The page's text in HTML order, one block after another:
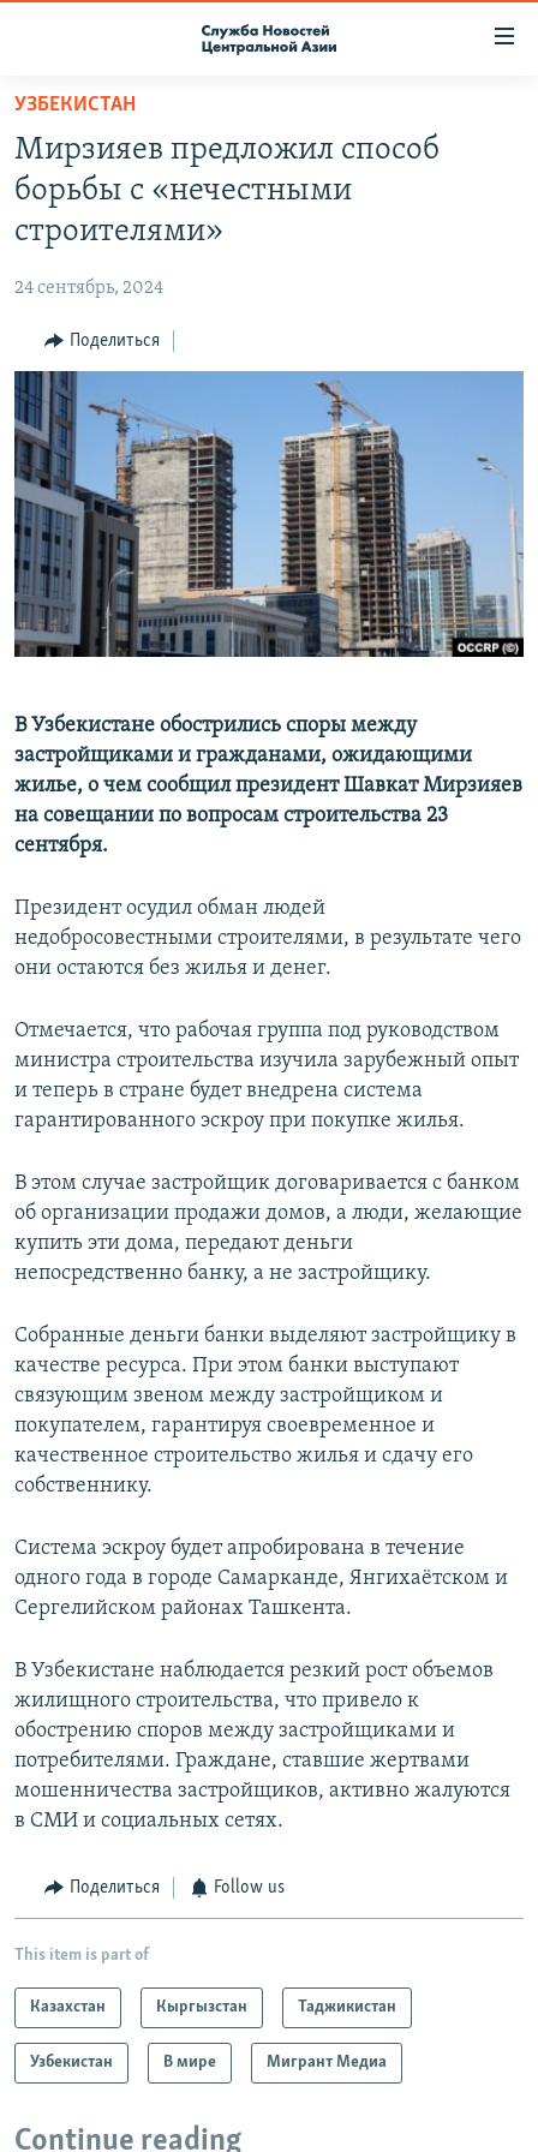
Вернуться
основному
содержанию
Вернутся
главной
навигации
Вернутся
поиску
ПОДПИСКА
КОНТАКТЫ
НАСТОЯЩЕЕ ВРЕМЯ
МИГРАНТ МЕДИА
УЗБЕКИСТАН
Мирзияев предложил способ
борьбы с «нечестными
строителями»
24 сентябрь, 2024
Поделиться
В Узбекистане обострились споры между
застройщиками и гражданами, ожидающими
жилье, о чем сообщил президент Шавкат Мирзияев
на совещании по вопросам строительства 23
сентября.
Президент осудил обман людей
недобросовестными строителями, в результате чего
они остаются без жилья и денег.
Отмечается, что рабочая группа под руководством
министра строительства изучила зарубежный опыт
и теперь в стране будет внедрена система
гарантированного эскроу при покупке жилья.
В этом случае застройщик договаривается с банком
об организации продажи домов, а люди, желающие
купить эти дома, передают деньги
непосредственно банку, а не застройщику.
Собранные деньги банки выделяют застройщику в
качестве ресурса. При этом банки выступают
связующим звеном между застройщиком и
покупателем, гарантируя своевременное и
качественное строительство жилья и сдачу его
собственнику.
Система эскроу будет апробирована в течение
одного года в городе Самарканде, Янгихаётском и
Сергелийском районах Ташкента.
В Узбекистане наблюдается резкий рост объемов
жилищного строительства, что привело к
обострению споров между застройщиками и
потребителями. Граждане, ставшие жертвами
мошенничества застройщиков, активно жалуются
в СМИ и социальных сетях.
Поделиться Follow us
This item is part of
Казахстан Кыргызстан Таджикистан
Узбекистан В мире Мигрант Медиа
Continue reading